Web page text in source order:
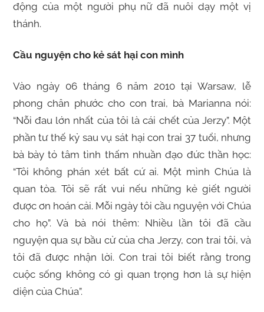
động của một người phụ nữ đã nuôi dạy một vị
thánh.
Cầu nguyện cho kẻ sát hại con mình
Vào ngày 06 tháng 6 năm 2010 tại Warsaw, lễ
phong chân phước cho con trai, bà Marianna nói:
“Nỗi đau lớn nhất của tôi là cái chết của Jerzy”. Một
phần tư thế kỷ sau vụ sát hại con trai 37 tuổi, nhưng
bà bày tỏ tâm tình thấm nhuần đạo đức thần học:
“Tôi không phán xét bất cứ ai. Một mình Chúa là
quan tòa. Tôi sẽ rất vui nếu những kẻ giết người
được ơn hoán cải. Mỗi ngày tôi cầu nguyện với Chúa
cho họ”. Và bà nói thêm: Nhiều lần tôi đã cầu
nguyện qua sự bầu cử của cha Jerzy, con trai tôi, và
tôi đã được nhận lời. Con trai tôi biết rằng trong
cuộc sống không có gì quan trọng hơn là sự hiện
diện của Chúa”.